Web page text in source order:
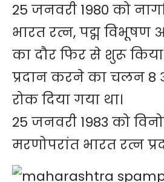
25 जनवरी 1980 को
भारत रत्न, पद्म विभूषण
का दौर फिर से शुरू
प्रदान करने का चलन 8
रोक दिया गया था।
25 जनवरी 1983 को
मरणोपरांत भारत रत्न